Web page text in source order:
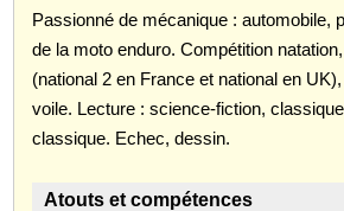
Passionné de mécanique : automobile,
de la moto enduro. Compétition
(national 2 en France et national en
voile. Lecture : science-fiction,
classique. Echec, dessin.
Atouts et compétences